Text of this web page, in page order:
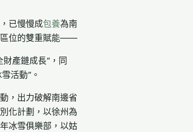
已慢慢成包養為南
區位的雙重賦能——
產鏈成長”，同
活動”。
，出力破解南邊省
化計劃，以徐州為
冰雪俱樂部，以姑